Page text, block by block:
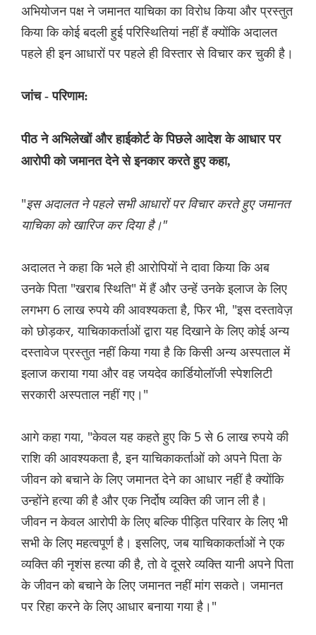
अभियोजन पक्ष ने जमानत याचिका का विरोध किया और प्रस्तुत
किया कि कोई बदली हुई परिस्थितियां नहीं हैं क्योंकि अदालत
पहले ही इन आधारों पर पहले ही विस्तार से विचार कर चुकी है।
जांच - परिणाम:
पीठ ने अभिलेखों और हाईकोर्ट के पिछले आदेश के आधार पर
आरोपी को जमानत देने से इनकार करते हुए कहा,
"इस अदालत ने पहले सभी आधारों पर विचार करते हुए जमानत
याचिका को खारिज कर दिया है।"
अदालत ने कहा कि भले ही आरोपियों ने दावा किया कि अब
उनके पिता "खराब स्थिति" में हैं और उन्हें उनके इलाज के लिए
लगभग 6 लाख रुपये की आवश्यकता है, फिर भी, "इस दस्तावेज़
को छोड़कर, याचिकाकर्ताओं द्वारा यह दिखाने के लिए कोई अन्य
दस्तावेज प्रस्तुत नहीं किया गया है कि किसी अन्य अस्पताल में
इलाज कराया गया और वह जयदेव कार्डियोलॉजी स्पेशलिटी
सरकारी अस्पताल नहीं गए।"
आगे कहा गया, "केवल यह कहते हुए कि 5 से 6 लाख रुपये की
राशि की आवश्यकता है, इन याचिकाकर्ताओं को अपने पिता के
जीवन को बचाने के लिए जमानत देने का आधार नहीं है क्योंकि
उन्होंने हत्या की है और एक निर्दोष व्यक्ति की जान ली है।
जीवन न केवल आरोपी के लिए बल्कि पीड़ित परिवार के लिए भी
सभी के लिए महत्वपूर्ण है। इसलिए, जब याचिकाकर्ताओं ने एक
व्यक्ति की नृशंस हत्या की है, तो वे दूसरे व्यक्ति यानी अपने पिता
के जीवन को बचाने के लिए जमानत नहीं मांग सकते। जमानत
पर रिहा करने के लिए आधार बनाया गया है।"